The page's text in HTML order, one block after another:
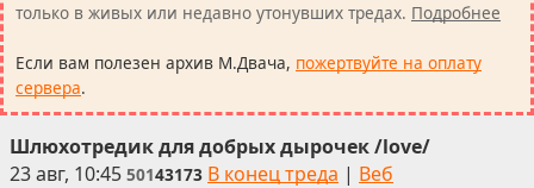
только в живых или недавно утонувших тредах. Подробнее
Если вам полезен архив М.Двача, пожертвуйте на оплату
сервера.
Шлюхотредик для добрых дырочек /love/
23 авг, 10:45 50143173 В конец треда | Веб